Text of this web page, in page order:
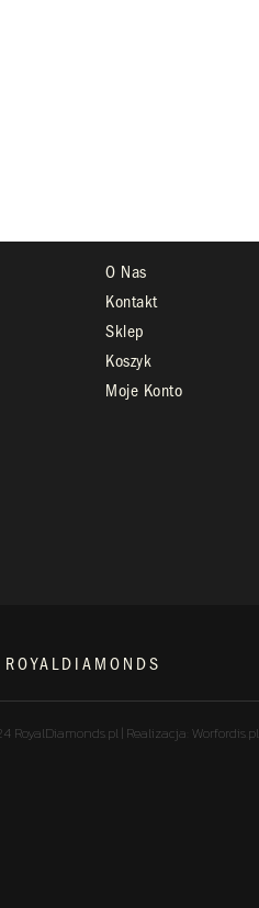
O Nas
Kontakt
Sklep
Koszyk
Moje Konto
ROYALDIAMONDS
RoyalDiamonds.pl | Realizacja: Worfordis.pl